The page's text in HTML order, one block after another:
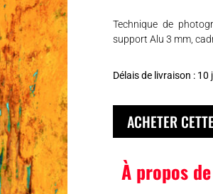
Technique de
support Alu 3 mm,
Délais de livraison : 10
ACHETER
À propos